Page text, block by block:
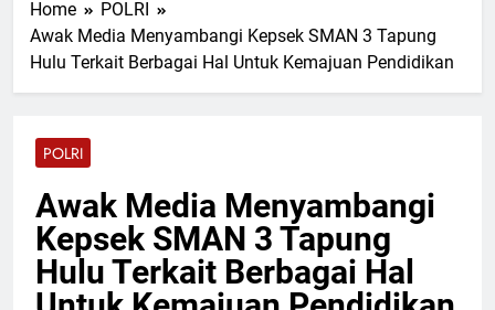
Iptu Fifriki Candra Turun ke
Tombang Mudiak
Kapolres Pasaman Barat
Pimpin Upacara Sertijab
15 Jam Lalu
Bulan Bakti Pramuka 2026,
Lapas Pasir Pengaraian
Perkuat Sinergi dengan
Pemkab Rohul
15 Jam Lalu
Kadis PUPR Rohul Pimpin
Bakti Sosial, Daur Ulang
Aspal untuk Tambal Jalan
Home
POLRI
Awak Media Menyambangi Kepsek SMAN 3 Tapung
Hulu Terkait Berbagai Hal Untuk Kemajuan Pendidikan
POLRI
Awak Media Menyambangi
Kepsek SMAN 3 Tapung
Hulu Terkait Berbagai Hal